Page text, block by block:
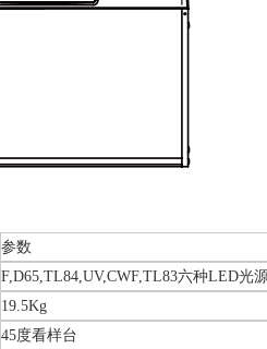
参数
F,D65,TL84,UV,CWF,TL83六种LED光
19.5Kg
45度看样台